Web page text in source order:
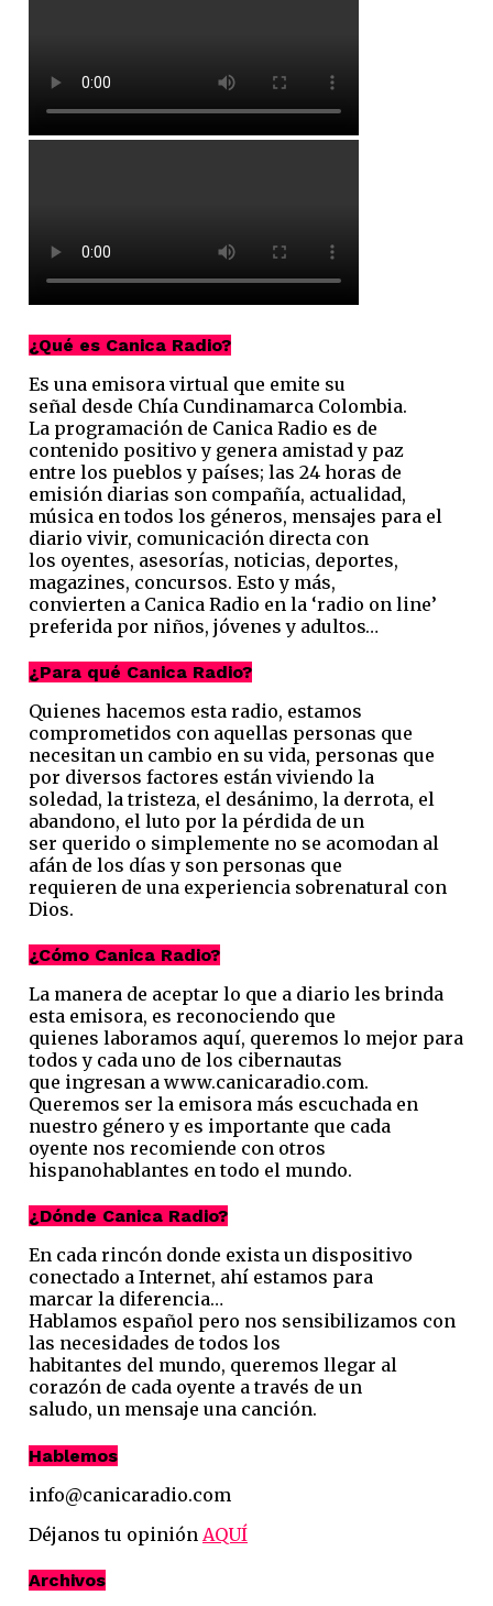
¿Qué es Canica Radio?
Es una emisora virtual que emite su
señal desde Chía Cundinamarca Colombia.
La programación de Canica Radio es de
contenido positivo y genera amistad y paz
entre los pueblos y países; las 24 horas de
emisión diarias son compañía, actualidad,
música en todos los géneros, mensajes para el
diario vivir, comunicación directa con
los oyentes, asesorías, noticias, deportes,
magazines, concursos. Esto y más,
convierten a Canica Radio en la ‘radio on line’
preferida por niños, jóvenes y adultos…
¿Para qué Canica Radio?
Quienes hacemos esta radio, estamos
comprometidos con aquellas personas que
necesitan un cambio en su vida, personas que
por diversos factores están viviendo la
soledad, la tristeza, el desánimo, la derrota, el
abandono, el luto por la pérdida de un
ser querido o simplemente no se acomodan al
afán de los días y son personas que
requieren de una experiencia sobrenatural con
Dios.
¿Cómo Canica Radio?
La manera de aceptar lo que a diario les brinda
esta emisora, es reconociendo que
quienes laboramos aquí, queremos lo mejor para
todos y cada uno de los cibernautas
que ingresan a www.canicaradio.com.
Queremos ser la emisora más escuchada en
nuestro género y es importante que cada
oyente nos recomiende con otros
hispanohablantes en todo el mundo.
¿Dónde Canica Radio?
En cada rincón donde exista un dispositivo
conectado a Internet, ahí estamos para
marcar la diferencia…
Hablamos español pero nos sensibilizamos con
las necesidades de todos los
habitantes del mundo, queremos llegar al
corazón de cada oyente a través de un
saludo, un mensaje una canción.
Hablemos
info@canicaradio.com
Déjanos tu opinión AQUÍ
Archivos